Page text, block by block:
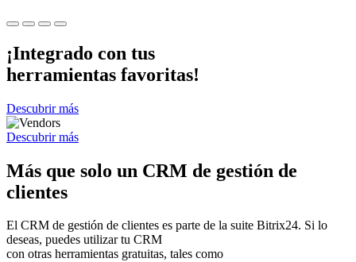
¡Integrado con tus
herramientas favoritas!
Descubrir más
Descubrir más
Más que solo un CRM de gestión de
clientes
El CRM de gestión de clientes es parte de la suite Bitrix24. Si lo
deseas, puedes utilizar tu CRM
con otras herramientas gratuitas, tales como